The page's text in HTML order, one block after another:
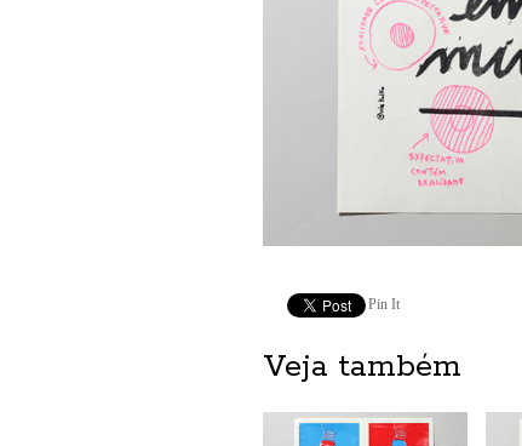
Pin It
Veja também